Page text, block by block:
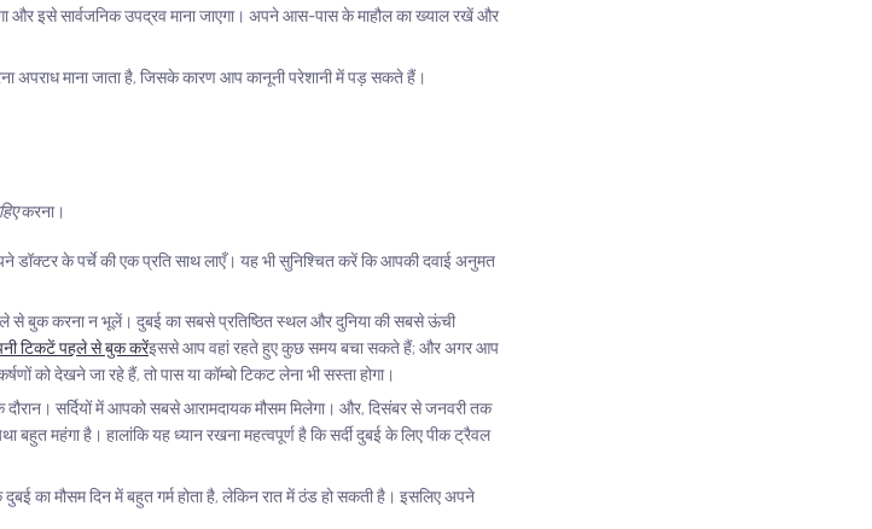
और इसे सार्वजनिक उपद्रव माना जाएगा। अपने आस-पास के माहौल का ख्याल रखें और
अपराध माना जाता है, जिसके कारण आप कानूनी परेशानी में पड़ सकते हैं।
करना।
डॉक्टर के पर्चे की एक प्रति साथ लाएँ। यह भी सुनिश्चित करें कि आपकी दवाई अनुमत
से बुक करना न भूलें। दुबई का सबसे प्रतिष्ठित स्थल और दुनिया की सबसे ऊंची
टिकटें पहले से बुक करेंइससे आप वहां रहते हुए कुछ समय बचा सकते हैं; और अगर आप
को देखने जा रहे हैं, तो पास या कॉम्बो टिकट लेना भी सस्ता होगा।
दौरान। सर्दियों में आपको सबसे आरामदायक मौसम मिलेगा। और, दिसंबर से जनवरी तक
बहुत महंगा है। हालांकि यह ध्यान रखना महत्वपूर्ण है कि सर्दी दुबई के लिए पीक ट्रैवल
का मौसम दिन में बहुत गर्म होता है, लेकिन रात में ठंड हो सकती है। इसलिए अपने